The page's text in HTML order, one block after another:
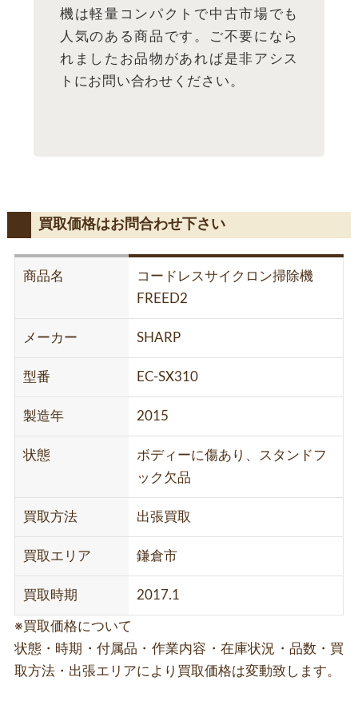
機は軽量コンパクトで中古市場でも
人気のある商品です。ご不要になら
れましたお品物があれば是非アシス
トにお問い合わせください。
買取価格はお問合わせ下さい
商品名
コードレスサイクロン掃除機
FREED2
メーカー SHARP
型番 EC-SX310
製造年 2015
状態
ボディーに傷あり、スタンドフ
ック欠品
買取方法 出張買取
買取エリア 鎌倉市
買取時期 2017.1
※買取価格について
状態・時期・付属品・作業内容・在庫状況・品数・買
取方法・出張エリアにより買取価格は変動致します。